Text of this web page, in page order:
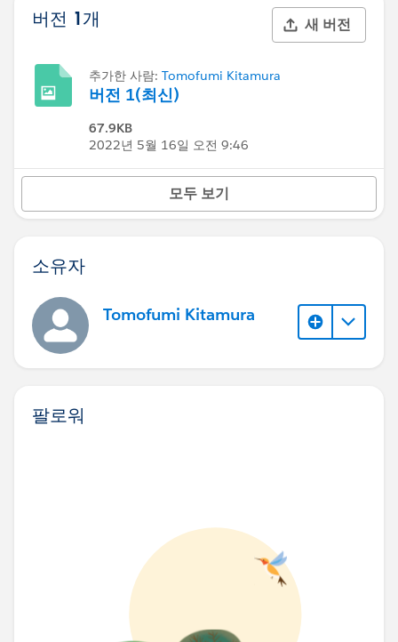
버전 1개 새 버전
추가한 사람: Tomofumi Kitamura
버전 1(최신)
67.9KB
2022년 5월 16일 오전 9:46
모두 보기
소유자
Tomofumi Kitamura
팔로워